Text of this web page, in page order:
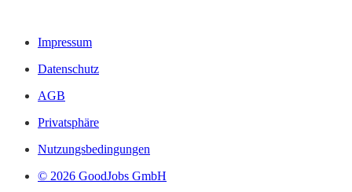
Impressum
Datenschutz
AGB
Privatsphäre
Nutzungsbedingungen
© 2026 GoodJobs GmbH